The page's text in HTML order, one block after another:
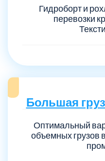
Гидроборт и
перевозки
Большая
Оптимальный
объемных грузов